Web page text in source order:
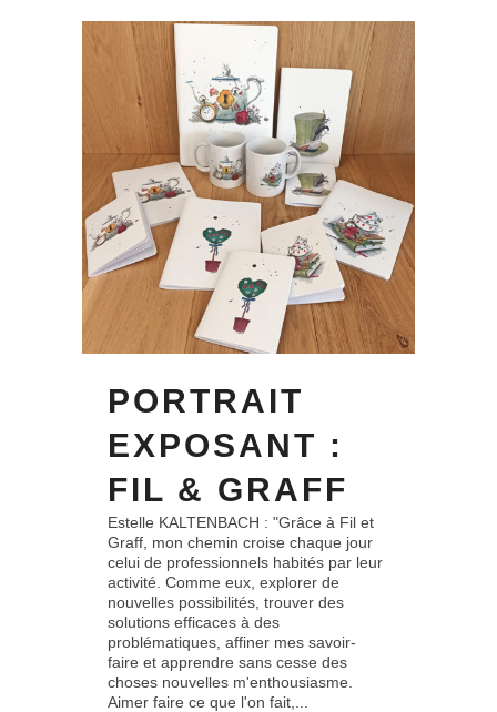
PORTRAIT
EXPOSANT :
FIL & GRAFF
Estelle KALTENBACH : "Grâce à Fil et
Graff, mon chemin croise chaque jour
celui de professionnels habités par leur
activité. Comme eux, explorer de
nouvelles possibilités, trouver des
solutions efficaces à des
problématiques, affiner mes savoir-
faire et apprendre sans cesse des
choses nouvelles m'enthousiasme.
Aimer faire ce que l'on fait,...